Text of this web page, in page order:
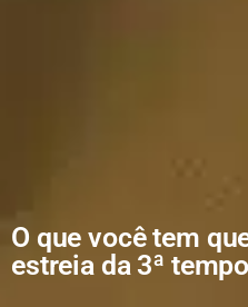
O que você tem
estreia da 3ª